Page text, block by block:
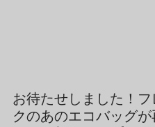
お待たせしました！フ
クのあのエコバッグが